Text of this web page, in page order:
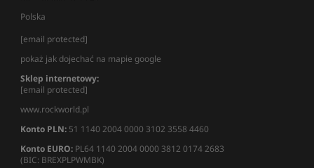
Polska
[email protected]
pokaż jak dojechać na mapie google
Sklep internetowy:
[email protected]
www.rockworld.pl
Konto PLN: 51 1140 2004 0000 3102 3558 4460
Konto EURO: PL64 1140 2004 0000 3812 0174 2683
(BIC: BREXPLPWMBK)